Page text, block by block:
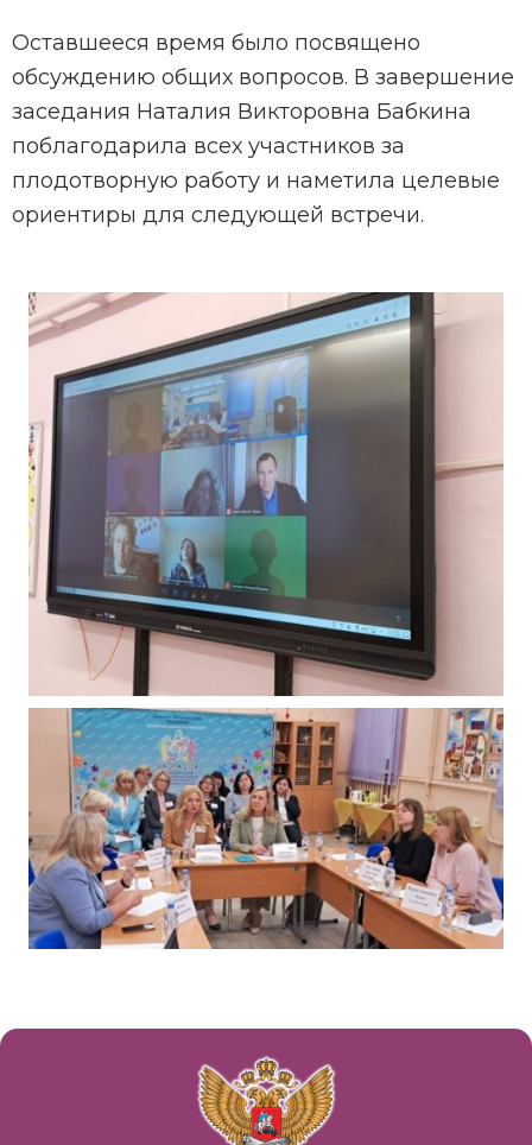
Оставшееся время было посвящено
обсуждению общих вопросов. В завершение
заседания Наталия Викторовна Бабкина
поблагодарила всех участников за
плодотворную работу и наметила целевые
ориентиры для следующей встречи.